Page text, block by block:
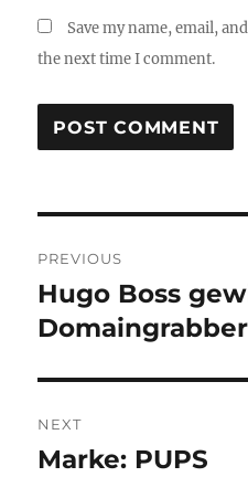
Save my name, email,
the next time I comment.
navigation
PREVIOUS
Previous
post:
Hugo Boss
Domaingrabber
NEXT
Next
Marke: PUPS